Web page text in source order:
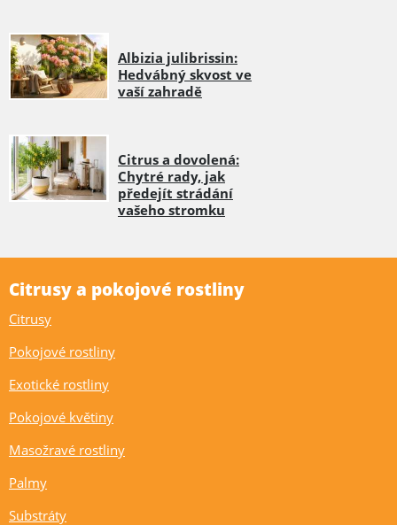
Albizia julibrissin:
Hedvábný skvost ve
vaší zahradě
Citrus a dovolená:
Chytré rady, jak
předejít strádání
vašeho stromku
Citrusy a pokojové rostliny
Citrusy
Pokojové rostliny
Exotické rostliny
Pokojové květiny
Masožravé rostliny
Palmy
Substráty